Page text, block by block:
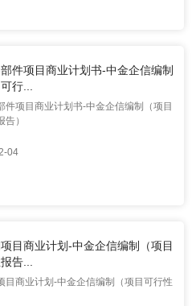
件项目商业计划书-中金企信编制
行...
件项目商业计划书-中金企信编制（项目
告）
04
目商业计划-中金企信编制（项目
告...
目商业计划-中金企信编制（项目可行性